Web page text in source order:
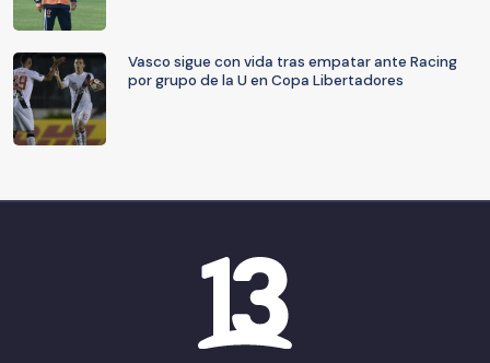
Vasco sigue con vida tras empatar ante Racing
por grupo de la U en Copa Libertadores